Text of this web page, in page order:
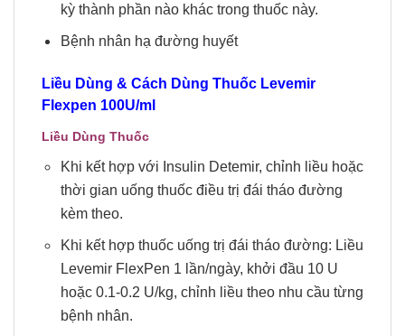
kỳ thành phần nào khác trong thuốc này.
Bệnh nhân hạ đường huyết
Liều Dùng & Cách Dùng Thuốc Levemir
Flexpen 100U/ml
Liều Dùng Thuốc
Khi kết hợp với Insulin Detemir, chỉnh liều hoặc
thời gian uống thuốc điều trị đái tháo đường
kèm theo.
Khi kết hợp thuốc uống trị đái tháo đường: Liều
Levemir FlexPen 1 lần/ngày, khởi đầu 10 U
hoặc 0.1-0.2 U/kg, chỉnh liều theo nhu cầu từng
bệnh nhân.